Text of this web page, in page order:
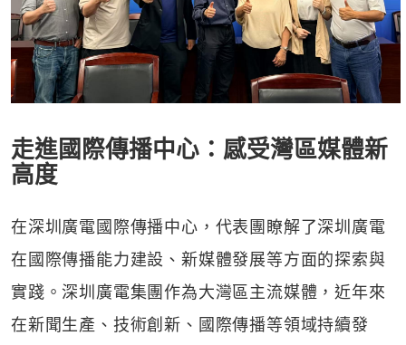
走進國際傳播中心：感受灣區媒體新
高度
在深圳廣電國際傳播中心，代表團瞭解了深圳廣電
在國際傳播能力建設、新媒體發展等方面的探索與
實踐。深圳廣電集團作為大灣區主流媒體，近年來
在新聞生產、技術創新、國際傳播等領域持續發